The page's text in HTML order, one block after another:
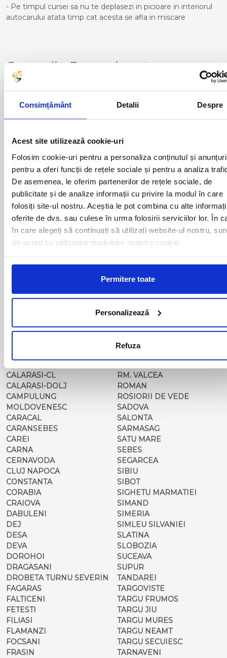
Consimțământ Detalii Despre
Acest site utilizează cookie-uri
Folosim cookie-uri pentru a personaliza conținutul și
pentru a oferi funcții de rețele sociale și pentru a analiza
De asemenea, le oferim partenerilor de rețele sociale, de
publicitate și de analize informații cu privire la modul în care
folosiți site-ul nostru. Aceștia le pot combina cu alte
oferite de dvs. sau culese în urma folosirii serviciilor lor. În
în care alegeți să continuați să utilizați website-ul nostru,
de acord cu utilizarea modulelor noastre cookie.
Permitere toate
Personalizează
Refuza
- Pe timpul cursei sa nu te deplasezi in picioare in interiorul
autocarului atata timp cat acesta se afla in miscare
Curse din Romania catre
CANNES:
ADJUD
AIUD
ALESD
ARAD
BACAU
BAIA MARE
BAILE HERCULANE
BAILESTI
BALS-IS
BALS-OT
BARLAD
BECLEAN
BLAJ
BRASOV
CALARASI-CL
CALARASI-DOLJ
CAMPULUNG
MOLDOVENESC
CARACAL
CARANSEBES
CAREI
CARNA
CERNAVODA
CLUJ NAPOCA
CONSTANTA
CORABIA
CRAIOVA
DABULENI
DEJ
DESA
DEVA
DOROHOI
DRAGASANI
DROBETA TURNU SEVERIN
FAGARAS
FALTICENI
FETESTI
FILIASI
FLAMANZI
FOCSANI
FRASIN
MAGLAVIT
MEDGIDIA
MIZIL
MOTCA
NUSFALAU
OLTENITA
ONESTI
ORADEA
ORSOVA
PASCANI
PERICEI
PERISOR
PISCU VECHI
PLOIESTI
PODARI
RADOVAN
RAST
RM. VALCEA
ROMAN
ROSIORII DE VEDE
SADOVA
SALONTA
SARMASAG
SATU MARE
SEBES
SEGARCEA
SIBIU
SIBOT
SIGHETU MARMATIEI
SIMAND
SIMERIA
SIMLEU SILVANIEI
SLATINA
SLOBOZIA
SUCEAVA
SUPUR
TANDAREI
TARGOVISTE
TARGU FRUMOS
TARGU JIU
TARGU MURES
TARGU NEAMT
TARGU SECUIESC
TARNAVENI